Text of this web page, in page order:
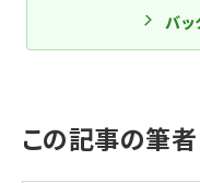
バッ
この記事の筆者